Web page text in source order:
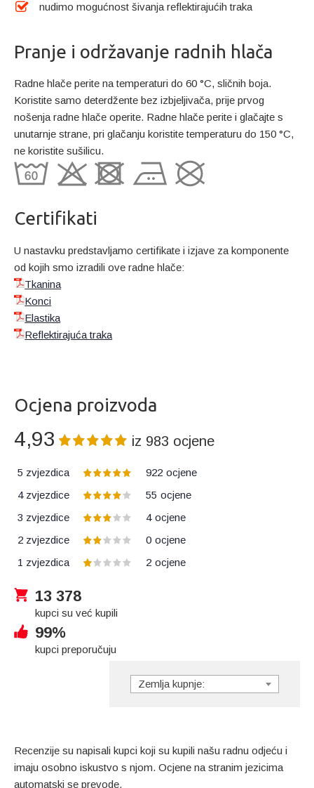
nudimo mogućnost šivanja reflektirajućih traka
Pranje i održavanje radnih hlača
Radne hlače perite na temperaturi do 60 °C, sličnih boja.
Koristite samo deterdžente bez izbjeljivača, prije prvog
nošenja radne hlače operite. Radne hlače perite i glačajte s
unutarnje strane, pri glačanju koristite temperaturu do 150 °C,
ne koristite sušilicu.
Certifikati
U nastavku predstavljamo certifikate i izjave za komponente
od kojih smo izradili ove radne hlače:
Tkanina
Konci
Elastika
Reflektirajuća traka
Ocjena proizvoda
4,93 iz 983 ocjene
5 zvjezdica 922 ocjene
4 zvjezdice
55 ocjene
3 zvjezdice
4 ocjene
2 zvjezdice
0 ocjene
1 zvjezdica
2 ocjene
13 378
kupci su već kupili
99%
kupci preporučuju
Zemlja kupnje:
Recenzije su napisali kupci koji su kupili našu radnu odjeću i
imaju osobno iskustvo s njom. Ocjene na stranim jezicima
automatski se prevode.